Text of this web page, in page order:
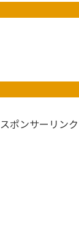
スポンサーリンク